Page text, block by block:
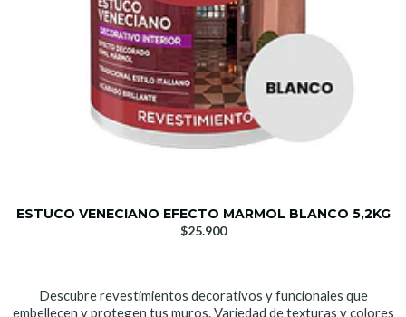
ESTUCO VENECIANO EFECTO MARMOL BLANCO 5,2KG
$25.900
Descubre revestimientos decorativos y funcionales que
embellecen y protegen tus muros. Variedad de texturas y colores